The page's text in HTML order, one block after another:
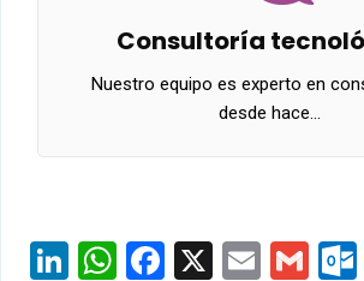
Consultoría
Nuestro equipo es experto en
desde hace…
LinkedIn
WhatsApp
Facebook
X Email